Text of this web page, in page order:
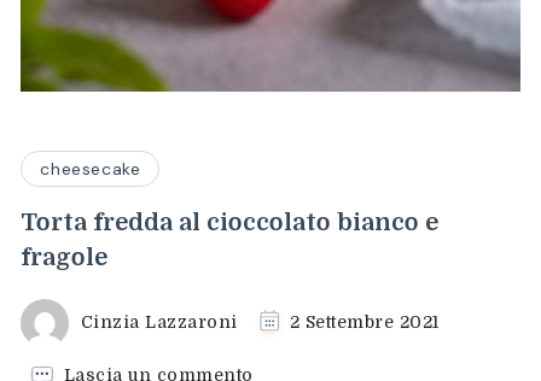
cheesecake
Torta fredda al cioccolato bianco e
fragole
Cinzia Lazzaroni 2 Settembre 2021
Lascia un commento